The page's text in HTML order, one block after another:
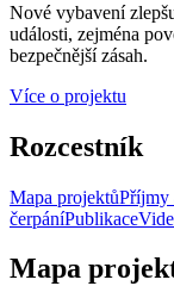
Nové vybavení
události, zejména
bezpečnější zásah.
Více o projektu
Rozcestník
Mapa projektůPříjmy
čerpáníPublikace
Mapa